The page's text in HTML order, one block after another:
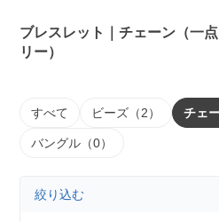
ブレスレット｜チェーン（一
リー）
すべて ビーズ（2） チェ
バングル（0）
絞り込む